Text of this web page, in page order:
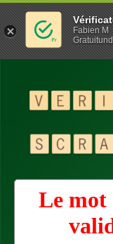
Le mot
Fabien M